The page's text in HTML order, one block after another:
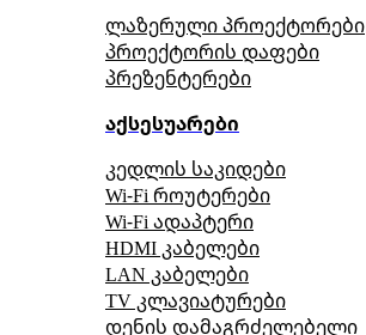
ლაზერული პროექტორები
პროექტორის დაფები
პრეზენტერები
აქსესუარები
კედლის საკიდები
Wi-Fi როუტერები
Wi-Fi ადაპტერი
HDMI კაბელები
LAN კაბელები
TV კლავიატურები
დენის დამაგრძელებელი